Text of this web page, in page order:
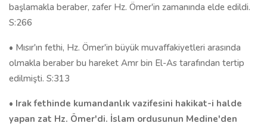
başlamakla beraber, zafer Hz. Ömer'in zamanında elde edildi.
S:266
• Mısır'ın fethi, Hz. Ömer'in büyük muvaffakiyetleri arasında
olmakla beraber bu hareket Amr bin El-As tarafından tertip
edilmişti. S:313
• Irak fethinde kumandanlık vazifesini hakikat-i halde
yapan zat Hz. Ömer'di. İslam ordusunun Medine'den